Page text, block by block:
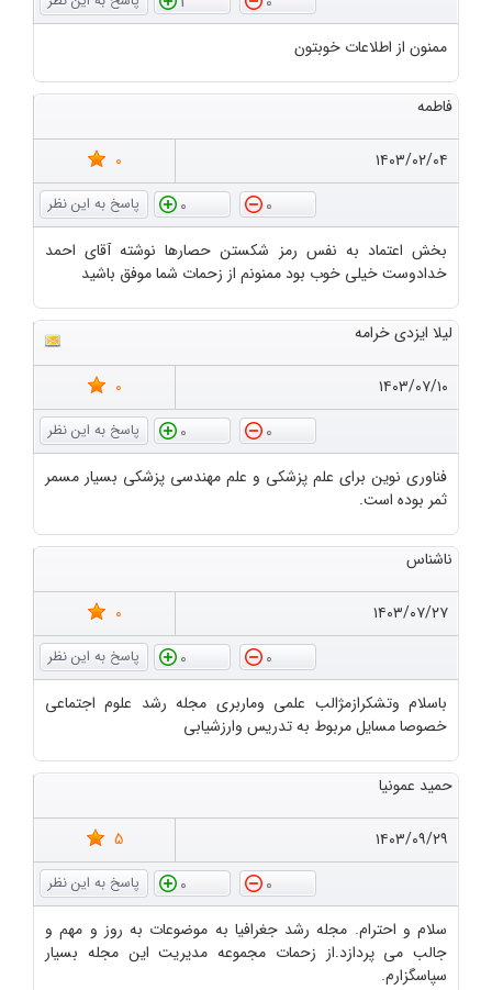
ممنون از اطلاعات خوبتون
فاطمه
۱۴۰۳/۰۲/۰۴
0
0
0
بخش اعتماد به نفس رمز شکستن حصارها نوشته آقای احمد
خدادوست خیلی خوب بود ممنونم از زحمات شما موفق باشید
لیلا ایزدی خرامه
۱۴۰۳/۰۷/۱۰
0
0
0
فناوری نوین برای علم پزشکی و علم مهندسی پزشکی بسیار مسمر
ثمر بوده است.
ناشناس
۱۴۰۳/۰۷/۲۷
0
0
0
باسلام وتشکرازمژالب علمی وماربری مجله رشد علوم اجتماعی
خصوصا مسایل مربوط به تدریس وارزشیابی
حمید عمونیا
۱۴۰۳/۰۹/۲۹
5
0
0
سلام و احترام. مجله رشد جغرافیا به موضوعات به روز و مهم و
جالب می پردازد.از زحمات مجموعه مدیریت این مجله بسیار
سپاسگزارم.